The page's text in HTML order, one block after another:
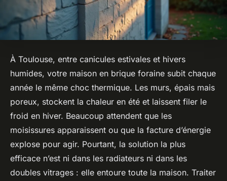
À Toulouse, entre canicules estivales et hivers
humides, votre maison en brique foraine subit chaque
année le même choc thermique. Les murs, épais mais
poreux, stockent la chaleur en été et laissent filer le
froid en hiver. Beaucoup attendent que les
moisissures apparaissent ou que la facture d’énergie
explose pour agir. Pourtant, la solution la plus
efficace n’est ni dans les radiateurs ni dans les
doubles vitrages : elle entoure toute la maison. Traiter